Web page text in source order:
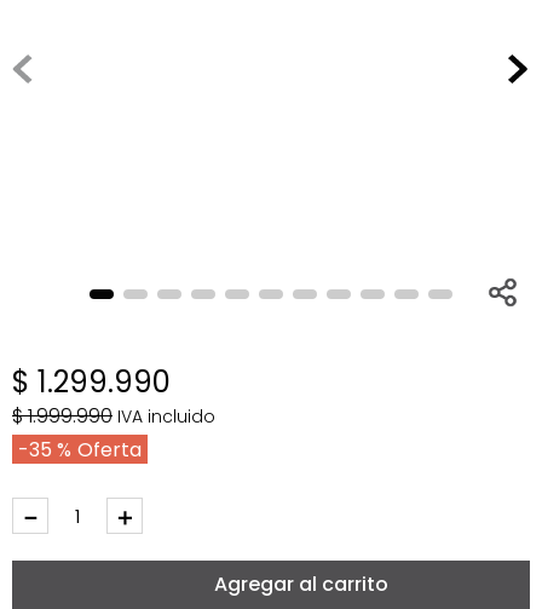
$ 1.299.990
$1.999.990 IVA incluido
35 %
＋
－
Agregar al carrito